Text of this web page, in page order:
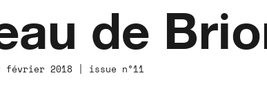
de
février 2018 | issue n°11